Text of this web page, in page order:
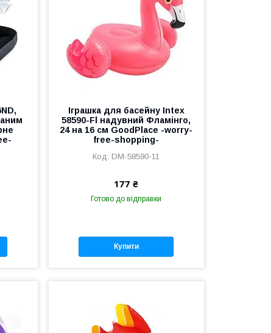
Іграшка для басейну Intex
58590-Fl надувний Фламінго,
24 на 16 см GoodPlace -worry-
free-shopping-
DM-58590-11
177 ₴
Готово до відправки
Купити